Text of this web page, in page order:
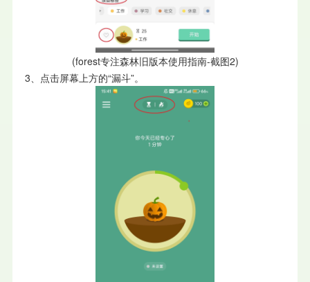
(forest专注森林旧版本使用指南-截图2)
3、点击屏幕上方的“漏斗”。